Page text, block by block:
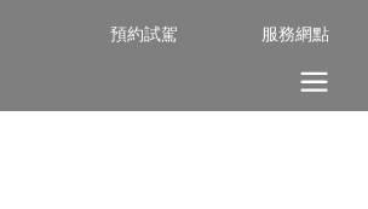
預約試駕 服務網點